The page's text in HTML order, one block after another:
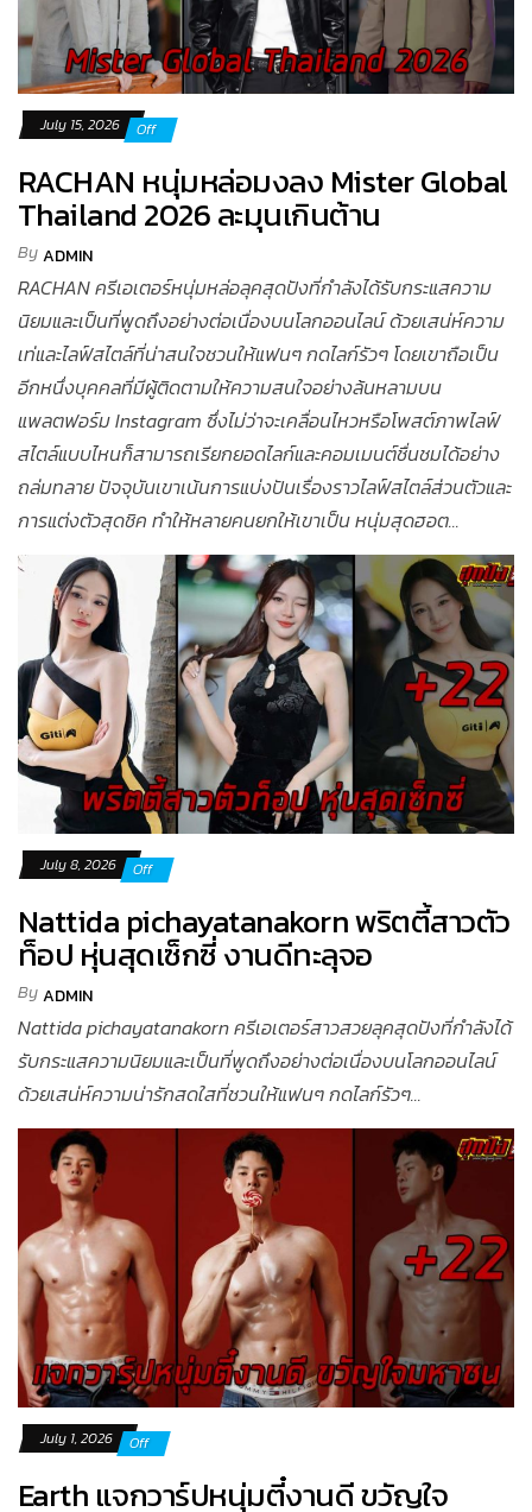
July 15, 2026 Off
RACHAN หนุ่มหล่อมงลง Mister Global
Thailand 2026 ละมุนเกินต้าน
ByADMIN
RACHAN ครีเอเตอร์หนุ่มหล่อลุคสุดปังที่กำลังได้รับกระแสความ
นิยมและเป็นที่พูดถึงอย่างต่อเนื่องบนโลกออนไลน์ ด้วยเสน่ห์ความ
เท่และไลฟ์สไตล์ที่น่าสนใจชวนให้แฟนๆ กดไลก์รัวๆ โดยเขาถือเป็น
อีกหนึ่งบุคคลที่มีผู้ติดตามให้ความสนใจอย่างล้นหลามบน
แพลตฟอร์ม Instagram ซึ่งไม่ว่าจะเคลื่อนไหวหรือโพสต์ภาพไลฟ์
สไตล์แบบไหนก็สามารถเรียกยอดไลก์และคอมเมนต์ชื่นชมได้อย่าง
ถล่มทลาย ปัจจุบันเขาเน้นการแบ่งปันเรื่องราวไลฟ์สไตล์ส่วนตัวและ
การแต่งตัวสุดชิค ทำให้หลายคนยกให้เขาเป็น หนุ่มสุดฮอต...
July 8, 2026 Off
Nattida pichayatanakorn พริตตี้สาวตัว
ท็อป หุ่นสุดเซ็กซี่ งานดีทะลุจอ
ByADMIN
Nattida pichayatanakorn ครีเอเตอร์สาวสวยลุคสุดปังที่กำลังได้
รับกระแสความนิยมและเป็นที่พูดถึงอย่างต่อเนื่องบนโลกออนไลน์
ด้วยเสน่ห์ความน่ารักสดใสที่ชวนให้แฟนๆ กดไลก์รัวๆ...
July 1, 2026 Off
Earth แจกวาร์ปหนุ่มตี๋งานดี ขวัญใจ